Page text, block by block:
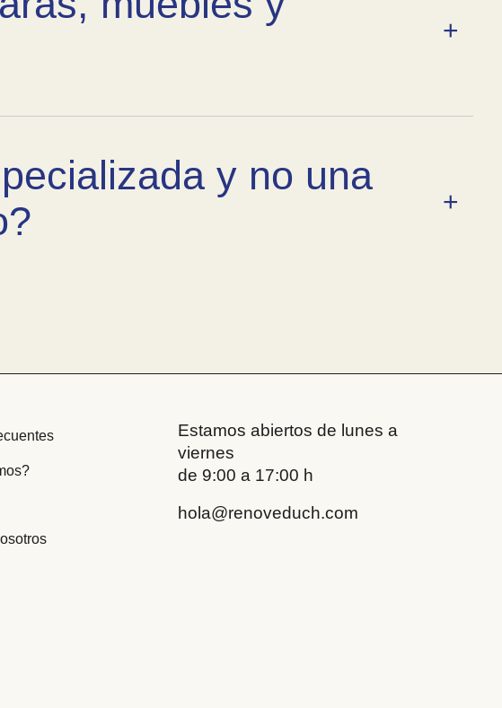
y no una
Estamos abiertos de lunes a
viernes
de 9:00 a 17:00 h
hola@renoveduch.com